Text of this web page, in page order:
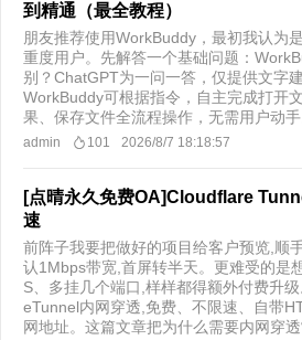
到精通（最全教程）
朋友推荐使用WorkBuddy，最初我认为
重度用户。先解答一个基础问题：
别？ChatGPT为一问一答，仅提供文字
WorkBuddy可根据指令，自主完成打开
果、保存文件全流程操作，无需用户动手
admin 101 2026/8/7 18:18:57
[点晴永久免费OA]Cloudflare
速
前阵子我要把做好的项目给客户预览,顺
认1Mbps带宽,首屏转半天。更难受的是
S、多挂几个端口,样样都得额外付费升
eTunnel内网穿透,免费、不限速、自带
网地址。这篇文章把为什么需要内网穿透